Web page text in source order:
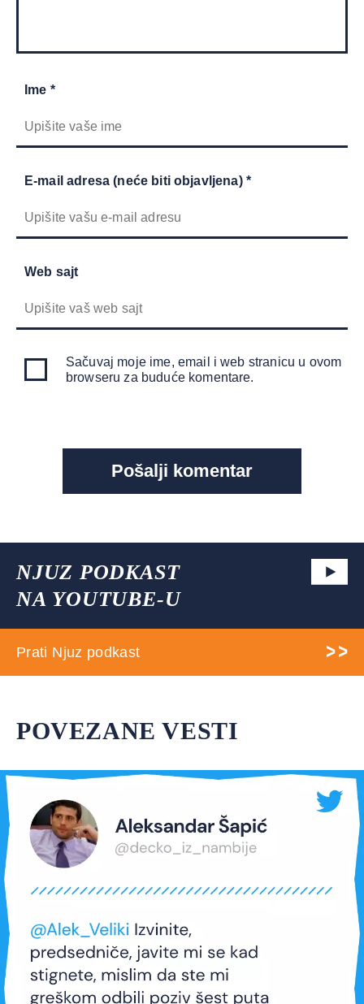
Ime *
E-mail adresa (neće biti objavljena) *
Web sajt
Sačuvaj moje ime, email i web stranicu u ovom
browseru za buduće komentare.
NJUZ PODKAST
NA YOUTUBE-U
Prati Njuz podkast
POVEZANE VESTI